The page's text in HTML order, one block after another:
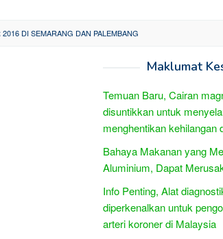
DI SEMARANG DAN PALEMBANG
Maklumat
Temuan Baru, Cairan
disuntikkan untuk
menghentikan kehilangan
Bahaya Makanan yang
Aluminium, Dapat
Info Penting, Alat
diperkenalkan untuk
arteri koroner di Malaysia